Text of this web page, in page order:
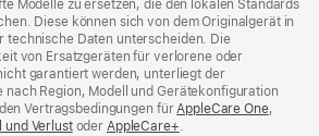
Modelle zu ersetzen, die den lokalen Standards
Diese können sich von dem Originalgerät in
technische Daten unterscheiden. Die
von Ersatzgeräten für verlorene oder
garantiert werden, unterliegt der
nach Region, Modell und Gerätekonfiguration
Vertragsbedingungen fürAppleCare One(Öffnet
,
und Verlust(Öffnet
oder AppleCare+(Öffnet
.